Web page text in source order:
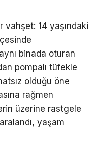
vahşet: 14 yaşındaki
binada oturan
pompalı tüfekle
olduğu öne
rağmen
üzerine rastgele
yaşam